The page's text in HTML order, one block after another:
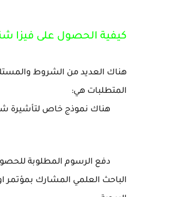
كيفية الحصول على فيزا
هناك العديد من الشروط
المتطلبات هي:
هناك نموذج خاص لتأشيرة
دفع الرسوم المطلوبة
الباحث العلمي المشارك بمؤتمر